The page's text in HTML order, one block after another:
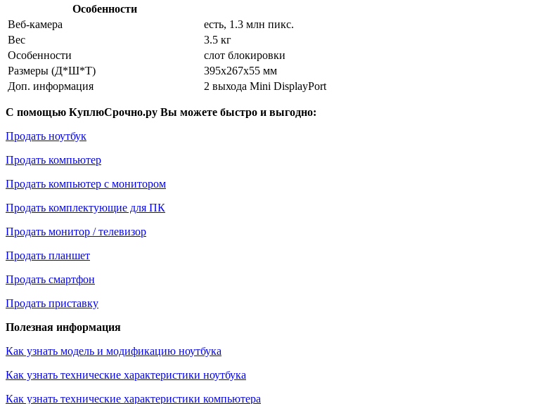
Особенности
Веб-камера
есть, 1.3 млн пикс.
Вес
3.5 кг
Особенности
слот блокировки
Размеры (Д*Ш*Т)
395x267x55 мм
Доп. информация
2 выхода Mini DisplayPort
С помощью КуплюСрочно.ру Вы можете быстро и выгодно:
Продать ноутбук
Продать компьютер
Продать компьютер с монитором
Продать комплектующие для ПК
Продать монитор / телевизор
Продать планшет
Продать смартфон
Продать приставку
Полезная информация
Как узнать модель и модификацию ноутбука
Как узнать технические характеристики ноутбука
Как узнать технические характеристики компьютера